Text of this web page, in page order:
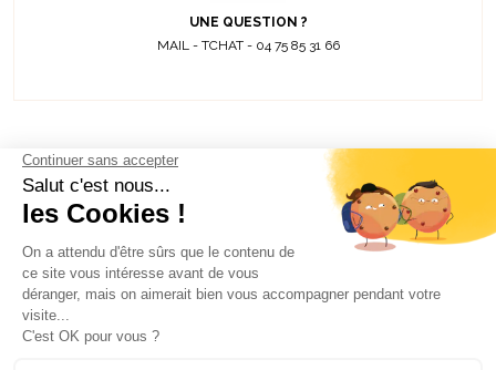
UNE QUESTION ?
MAIL - TCHAT - 04 75 85 31 66
Découvrez toutes nos actualités
EMAIL